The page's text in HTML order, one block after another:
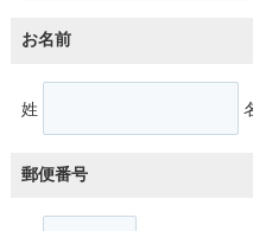
お名前
姓
郵便番号